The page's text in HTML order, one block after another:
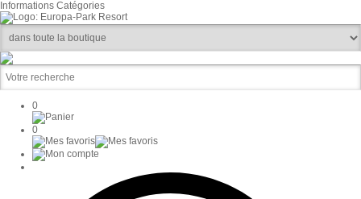
Informations Catégories
0
0